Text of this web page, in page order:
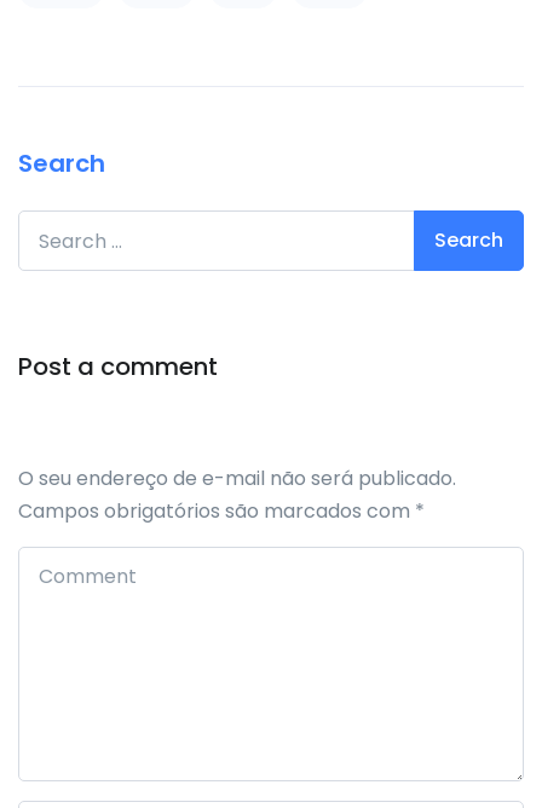
Search
Search for:
Post a comment
O seu endereço de e-mail não será publicado.
Campos obrigatórios são marcados com *